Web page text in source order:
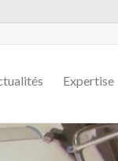
Expertise